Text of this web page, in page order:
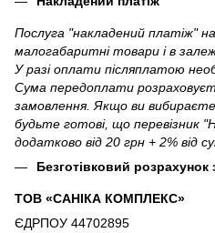
Послуга "накладений платіж"
малогабаритні товари і в
У разі оплати післяплатою
Сума передоплати
замовлення. Якщо ви
будьте готові, що перевізник
додатково від 20 грн + 2% від
Безготівковий розрахунок
ТОВ «САНІКА КОМПЛЕКС»
ЄДРПОУ 44702895